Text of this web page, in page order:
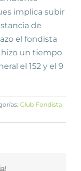
implica subir
de
el fondista
hizo un tiempo
el 152 y el 9
Club Fondista